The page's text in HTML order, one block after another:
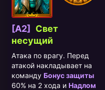
[A2] Свет
несущий
Атака по врагу. Перед
атакой накладывает на
команду Бонус защиты
60% на 2 хода и Надлом